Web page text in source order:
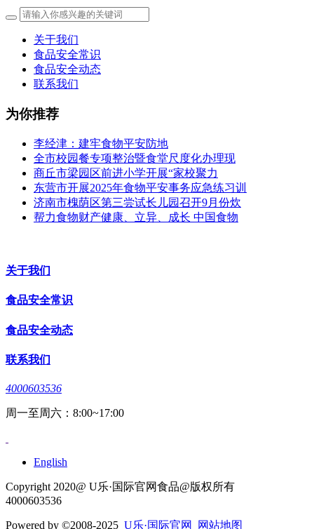
关于我们
食品安全常识
食品安全动态
联系我们
为你推荐
李经津：建牢食物平安防地
全市校园餐专项整治暨食堂尺度化办理现
商丘市梁园区前进小学开展“家校聚力
东营市开展2025年食物平安事务应急练习训
济南市槐荫区第三尝试长儿园召开9月份炊
帮力食物财产健康、立异、成长 中国食物
关于我们
食品安全常识
食品安全动态
联系我们
4000603536
周一至周六：8:00~17:00
English
Copyright 2020@ U乐·国际官网食品@版权所有
4000603536
Powered by ©2008-2025 U乐·国际官网 网站地图